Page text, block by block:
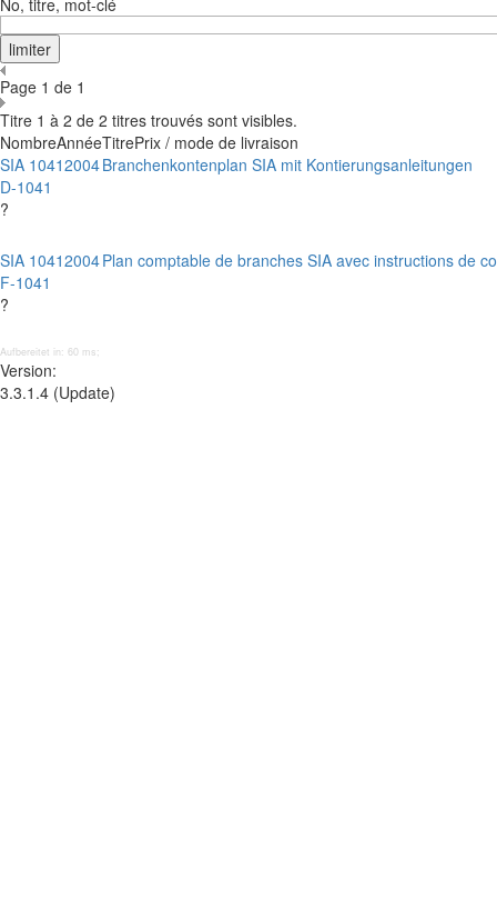
No, titre, mot-clé
Page 1 de 1
Titre 1 à 2 de 2 titres trouvés sont visibles.
NombreAnnéeTitrePrix / mode de livraison
SIA 1041
D-1041
?
2004Branchenkontenplan SIA mit Kontierungsanleitungen
SIA 1041
F-1041
?
2004Plan comptable de branches SIA avec instructions de
Aufbereitet in: 60 ms;
Version:
3.3.1.4 (Update)